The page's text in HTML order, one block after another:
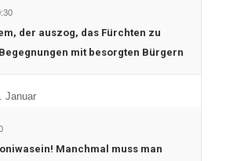
der auszog, das Fürchten zu
mit besorgten Bürgern
Januar
Manchmal muss man